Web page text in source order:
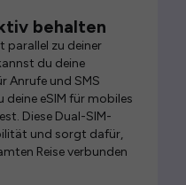
behalten
parallel zu deiner
du deine
Anrufe und SMS
eSIM für mobiles
Diese Dual-SIM-
und sorgt dafür,
Reise verbunden